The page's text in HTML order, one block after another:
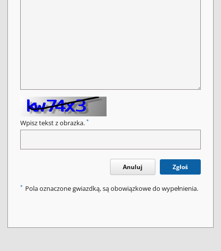
Wpisz tekst z obrazka. *
Anuluj Zgłoś
* Pola oznaczone gwiazdką, są obowiązkowe do wypełnienia.